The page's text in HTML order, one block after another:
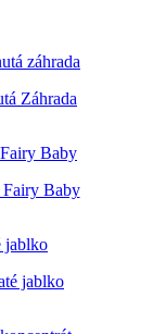
Záhrada
Baby
jablko